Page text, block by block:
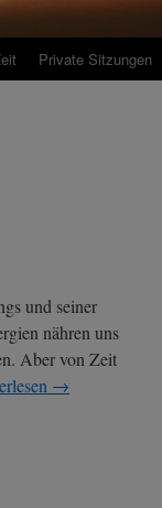
Private Sitzungen
und seiner
nähren uns
Aber von Zeit
→